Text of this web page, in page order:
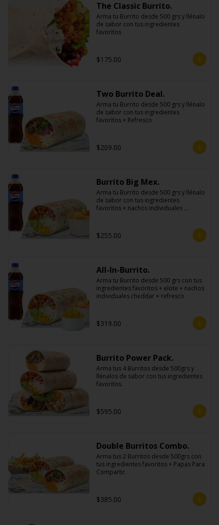
The Classic Burrito.
Arma tu Burrito desde 500 grs y llénalo
de sabor con tus ingredientes
favoritos
$175.00
Two Burrito Deal.
Arma tu Burrito desde 500 grs y llénalo
de sabor con tus ingredientes
favoritos + Refresco
$209.00
Burrito Big Mex.
Arma tu Burrito desde 500 grs y llénalo
de sabor con tus ingredientes
favoritos + nachos individuales
$255.00
All-In-Burrito.
Arma tu Burrito desde 500 grs con tus
ingredientes favoritos + elote + nachos
individuales cheddar + refresco
$319.00
Burrito Power Pack.
Arma tus 4 Burritos desde 500grs y
llénalos de sabor con tus ingredientes
favoritos.
$595.00
Double Burritos Combo.
Arma tus 2 Burritos desde 500grs con
tus ingredientes favoritos + Papas Para
Compartir.
$385.00